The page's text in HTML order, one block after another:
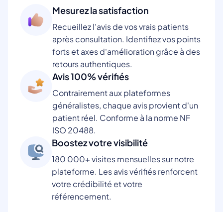
Mesurez la satisfaction
Recueillez l'avis de vos vrais patients
après consultation. Identifiez vos points
forts et axes d'amélioration grâce à des
retours authentiques.
Avis 100% vérifiés
Contrairement aux plateformes
généralistes, chaque avis provient d'un
patient réel. Conforme à la norme NF
ISO 20488.
Boostez votre visibilité
180 000+ visites mensuelles sur notre
plateforme. Les avis vérifiés renforcent
votre crédibilité et votre
référencement.